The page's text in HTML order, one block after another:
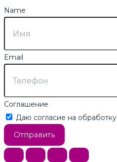
Name
Email
Соглашение
Даю согласие на обработку
Отправить